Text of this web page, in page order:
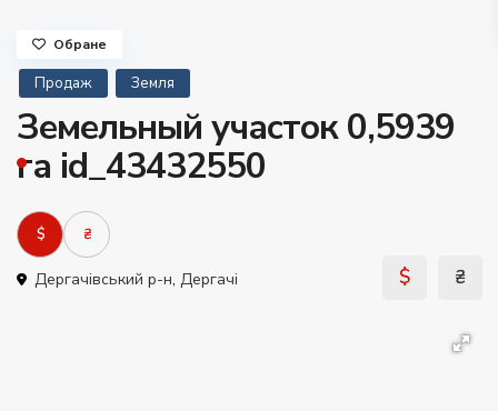
Продаж Земля
Земельный участок 0,5939
га id_43432550
$ ₴
Дергачівський р-н, Дергачі
Обране
$ ₴